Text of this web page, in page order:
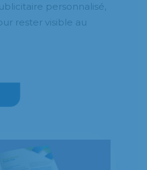
personnalisé,
rester visible au